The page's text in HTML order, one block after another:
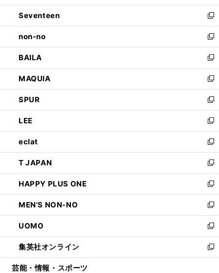
開
く
ウ
で
開
く
ン
ド
ウ
で
開
く
Seventeen
新
し
い
ウ
ィ
ン
ド
ウ
で
開
く
non-no
新
し
い
ウ
ィ
ン
ド
ウ
で
開
く
BAILA
新
し
い
ウ
ィ
ン
ド
ウ
で
開
く
MAQUIA
新
し
い
ウ
ィ
ン
ド
ウ
で
開
く
SPUR
新
し
い
ウ
ィ
ン
ド
ウ
で
開
く
LEE
新
し
い
ウ
ィ
ン
ド
ウ
で
開
く
eclat
新
し
い
ウ
ィ
ン
ド
ウ
で
開
く
T JAPAN
新
し
い
ウ
ィ
ン
ド
ウ
で
開
HAPPY PLUS ONE
新
し
い
ウ
ィ
ン
ド
ウ
MEN'S NON-NO
新
し
い
ウ
ィ
ン
UOMO
新
し
い
ウ
集英社オンライン
新
し
芸能・情報・スポーツ